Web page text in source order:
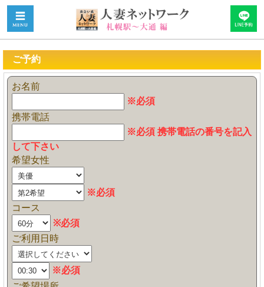
ご予約
お名前
※必須
携帯電話
※必須 携帯電話の番号を記入
して下さい
希望女性
※必須
コース
※必須
ご利用日時
※必須